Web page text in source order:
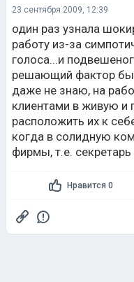
23 сентября 2009, 12:39
один раз узнала
работу из-за
голоса...и
решающий фактор
даже не знаю, на
клиентами в живую и
расположить их к
когда в солидную
фирмы, т.е.
Нравится 0